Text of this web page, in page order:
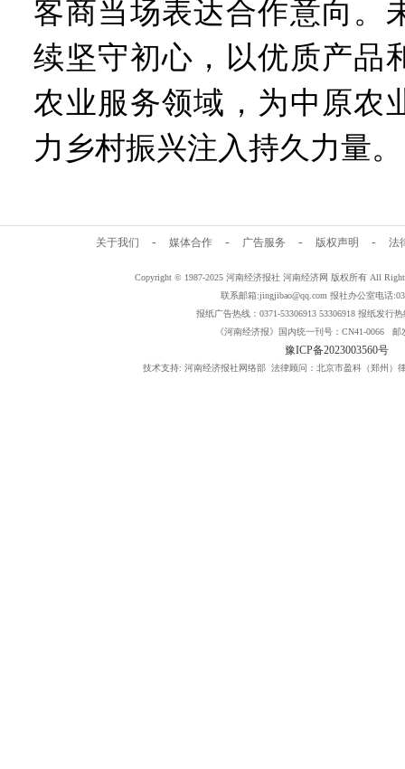
客商当场表达合作意向。
续坚守初心，以优质产品
农业服务领域，为中原农
力乡村振兴注入持久力量。
关于我们 - 媒体合作 - 广告服务 - 版权声明 - 法
Copyright © 1987-2025 河南经济报社 河南经济网 版权所有 All
联系邮箱:jingjibao@qq.com 报社办公室电话
报纸广告热线：0371-53306913 53306918 报纸发行热
《河南经济报》国内统一刊号：CN41-0066 邮
豫ICP备2023003560号
技术支持: 河南经济报社网络部 法律顾问：北京市盈科（郑州